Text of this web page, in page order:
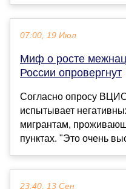
07:00, 19 Июл
Миф о росте
России опровергнут
Согласно опросу
испытывает
мигрантам,
пунктах. "Это очень
23:40, 13 Сен